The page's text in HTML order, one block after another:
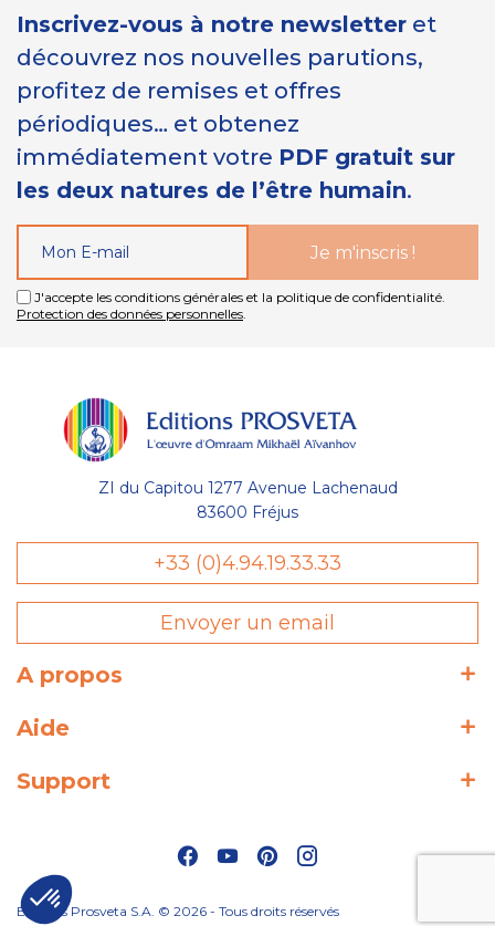
Inscrivez-vous à notre newsletter et
découvrez nos nouvelles parutions,
profitez de remises et offres
périodiques… et obtenez
immédiatement votre PDF gratuit sur
les deux natures de l’être humain.
J'accepte les conditions générales et la politique de confidentialité.
Protection des données personnelles.
ZI du Capitou 1277 Avenue Lachenaud
83600 Fréjus
+33 (0)4.94.19.33.33
Envoyer un email
A propos
Aide
Support
Éditions Prosveta S.A. © 2026 - Tous droits réservés